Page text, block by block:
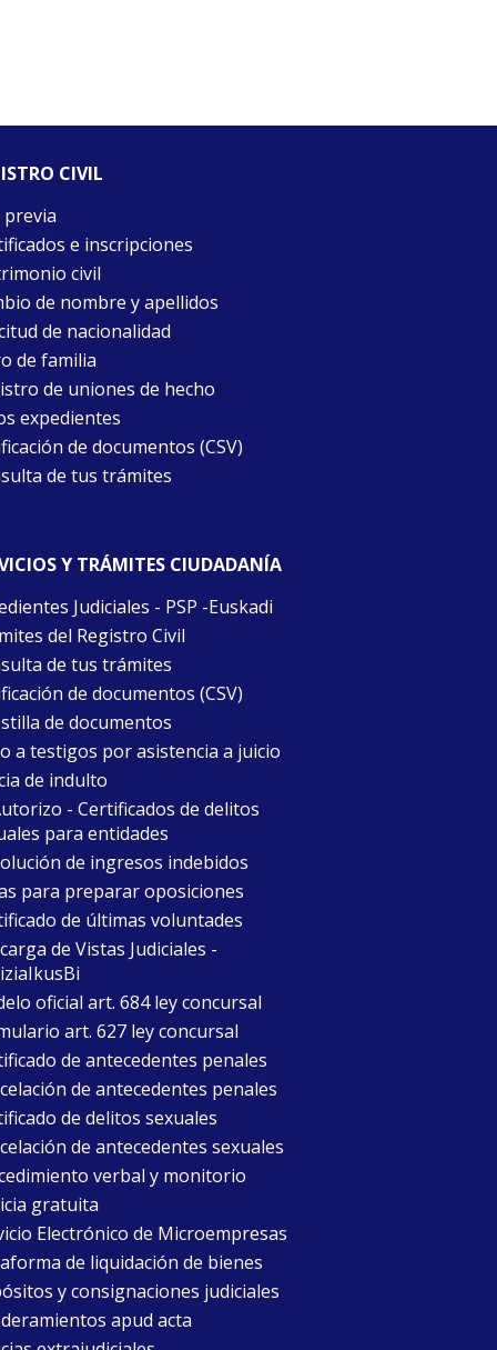
CIVIL
previa
e inscripciones
civil
de nombre y apellidos
de nacionalidad
de familia
de uniones de hecho
expedientes
de documentos (CSV)
de tus trámites
Y TRÁMITES CIUDADANÍA
Judiciales - PSP -Euskadi
del Registro Civil
de tus trámites
de documentos (CSV)
de documentos
a testigos por asistencia a juicio
de indulto
- Certificados de delitos
para entidades
de ingresos indebidos
para preparar oposiciones
de últimas voluntades
de Vistas Judiciales -
oficial art. 684 ley concursal
art. 627 ley concursal
de antecedentes penales
de antecedentes penales
de delitos sexuales
de antecedentes sexuales
verbal y monitorio
gratuita
Electrónico de Microempresas
de liquidación de bienes
y consignaciones judiciales
apud acta